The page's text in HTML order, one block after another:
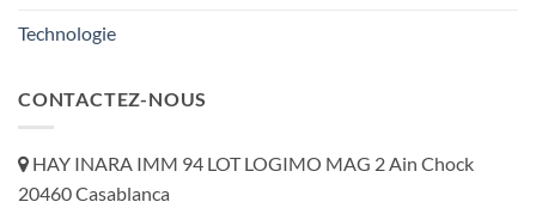
Technologie
CONTACTEZ-NOUS
HAY INARA IMM 94 LOT LOGIMO MAG 2 Ain Chock
20460 Casablanca